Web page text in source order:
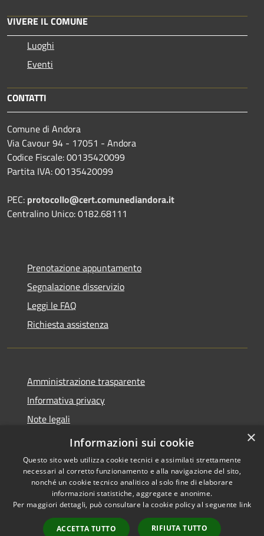
VIVERE IL COMUNE
Luoghi
Eventi
CONTATTI
Comune di Andora
Via Cavour 94 - 17051 - Andora
Codice Fiscale: 00135420099
Partita IVA: 00135420099
PEC: protocollo@cert.comunediandora.it
Centralino Unico: 0182.68111
Prenotazione appuntamento
Segnalazione disservizio
Leggi le FAQ
Richiesta assistenza
Amministrazione trasparente
Informativa privacy
Note legali
Dichiarazione di accessibilità
Accessibilità
Copyright © 2026 • Comune di
Andora • Powered by
Municipium•
Accesso
×
Informazioni sui cookie
Questo sito web utilizza cookie tecnici e assimilati strettamente
necessari al corretto funzionamento e alla navigazione del sito,
nonché un cookie tecnico analitico al solo fine di elaborare
informazioni statistiche, aggregate e anonime.
Per maggiori dettagli, può consultare la cookie policy al seguente link
ACCETTA TUTTO RIFIUTA TUTTO